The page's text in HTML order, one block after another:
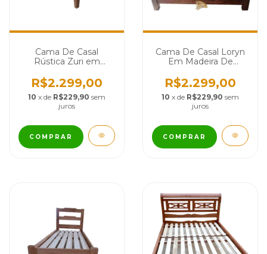
Cama De Casal
Rústica Zuri em
- Cód 2434
R$2.299,00
10 x de R$229,90 sem
juros
COMPRAR
Cama De Casal Loryn
Em Madeira De
R$2.299,00
10 x de R$229,90 sem
juros
COMPRAR